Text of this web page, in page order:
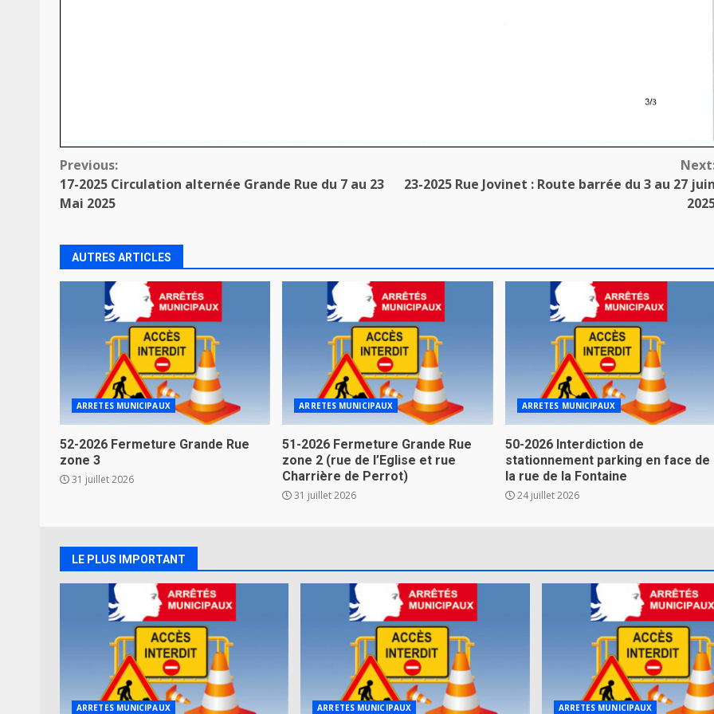
Continue
Reading
Previous:
17-2025 Circulation alternée Grande Rue du 7 au 23
Mai 2025
23-2025 Rue Jovinet : Route barrée du 3 au 27 juin
AUTRES ARTICLES
ARRETES MUNICIPAUX
52-2026 Fermeture Grande Rue
zone 3
31 juillet 2026
ARRETES MUNICIPAUX
51-2026 Fermeture Grande Rue
zone 2 (rue de l’Eglise et rue
Charrière de Perrot)
31 juillet 2026
ARRETES MUNICIPAUX
50-2026 Interdiction de
stationnement parking en face de
la rue de la Fontaine
24 juillet 2026
LE PLUS IMPORTANT
ARRETES MUNICIPAUX ARRETES MUNICIPAUX ARRETES MUNICIPAUX